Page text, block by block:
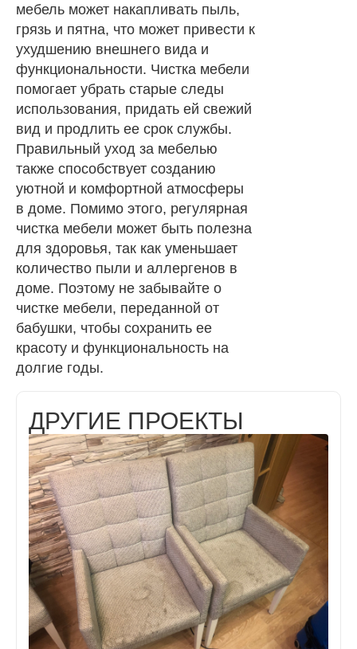
мебель может накапливать пыль,
грязь и пятна, что может привести к
ухудшению внешнего вида и
функциональности. Чистка мебели
помогает убрать старые следы
использования, придать ей свежий
вид и продлить ее срок службы.
Правильный уход за мебелью
также способствует созданию
уютной и комфортной атмосферы
в доме. Помимо этого, регулярная
чистка мебели может быть полезна
для здоровья, так как уменьшает
количество пыли и аллергенов в
доме. Поэтому не забывайте о
чистке мебели, переданной от
бабушки, чтобы сохранить ее
красоту и функциональность на
долгие годы.
ДРУГИЕ ПРОЕКТЫ